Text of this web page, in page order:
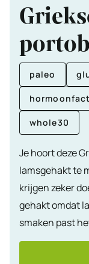
paleo
whole30
Je hoort deze
lamsgehakt te
krijgen zeker
gehakt omdat
smaken past